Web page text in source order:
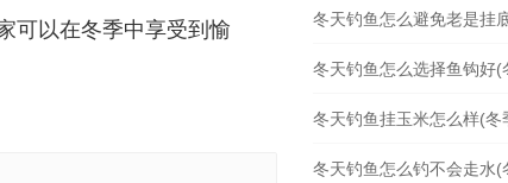
可以在冬季中享受到愉
冬天钓鱼怎么避免老是挂底(冬天怎么钓鱼鱼容
冬天钓鱼怎么选择鱼钩好(冬天钓鱼用什么
冬天钓鱼挂玉米怎么样(冬季挂玉米
冬天钓鱼怎么钓不会走水(冬天怎么不